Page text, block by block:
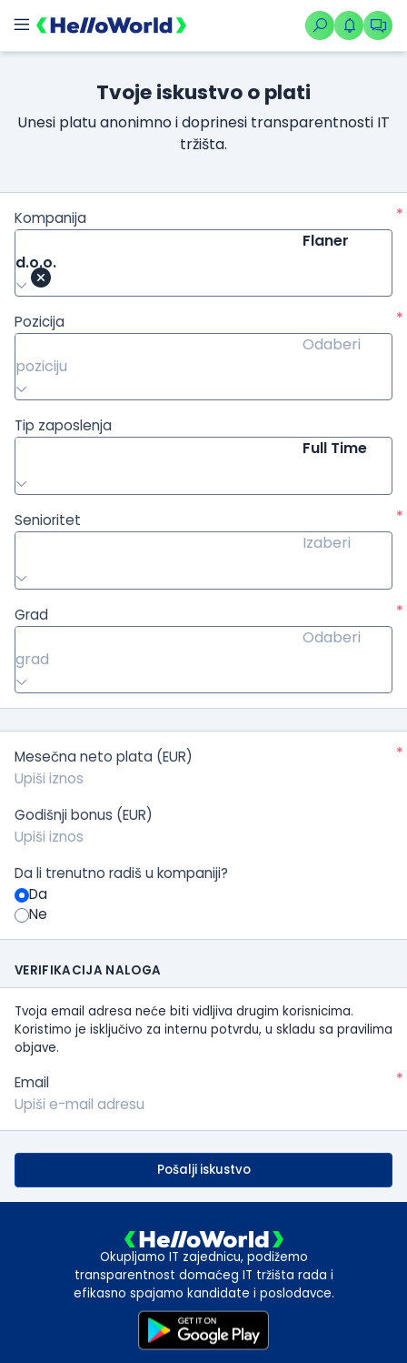
Tvoje iskustvo o plati
Unesi platu anonimno i doprinesi transparentnosti IT
tržišta.
Kompanija
*
Flaner
d.o.o.
Pozicija
*
Odaberi
poziciju
Tip zaposlenja
Full Time
Senioritet
*
Izaberi
Grad
*
Odaberi
grad
Mesečna neto plata (EUR) *
Godišnji bonus (EUR)
Da li trenutno radiš u kompaniji?
Da
Ne
VERIFIKACIJA NALOGA
Tvoja email adresa neće biti vidljiva drugim korisnicima.
Koristimo je isključivo za internu potvrdu, u skladu sa pravilima
objave.
Email *
Pošalji iskustvo
Okupljamo IT zajednicu, podižemo
transparentnost domaćeg IT tržišta rada i
efikasno spajamo kandidate i poslodavce.